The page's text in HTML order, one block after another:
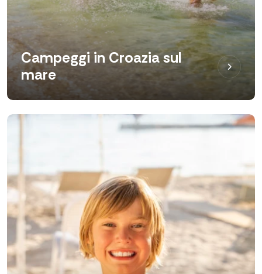
Campeggi in Croazia sul
mare